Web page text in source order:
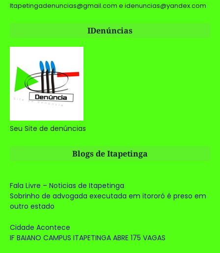
Itapetingadenuncias@gmail.com e idenuncias@yandex.com
IDenúncias
Seu Site de denúncias
Blogs de Itapetinga
Fala Livre – Noticias de Itapetinga
Sobrinho de advogada executada em itororó é preso em
outro estado
Cidade Acontece
IF BAIANO CAMPUS ITAPETINGA ABRE 175 VAGAS